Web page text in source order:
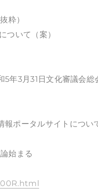
粋）
ついて（案）
年3月31日文化審議会総
報ポータルサイトについ
始まる